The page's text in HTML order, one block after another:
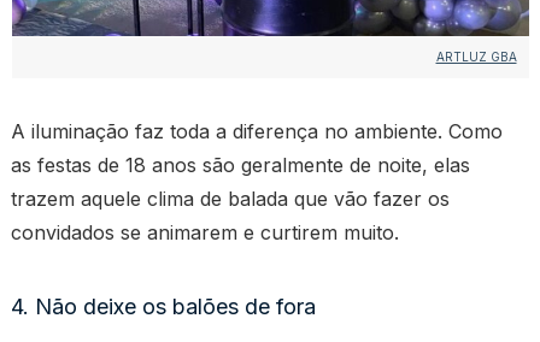
ARTLUZ GBA
A iluminação faz toda a diferença no ambiente. Como
as festas de 18 anos são geralmente de noite, elas
trazem aquele clima de balada que vão fazer os
convidados se animarem e curtirem muito.
4. Não deixe os balões de fora